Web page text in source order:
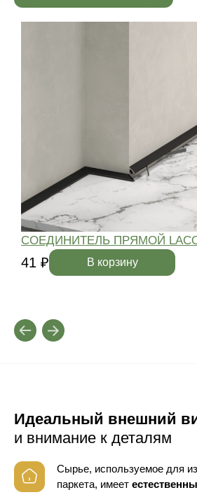
СОЕДИНИТЕЛЬ ПРЯМОЙ
41 ₽ В корзину
Идеальный внешний
и внимание к деталям
Сырье, используемое для
паркета, имеет